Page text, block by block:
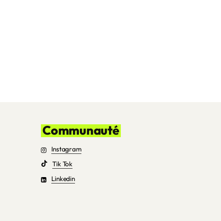
Communauté
Instagram
Tik Tok
Linkedin